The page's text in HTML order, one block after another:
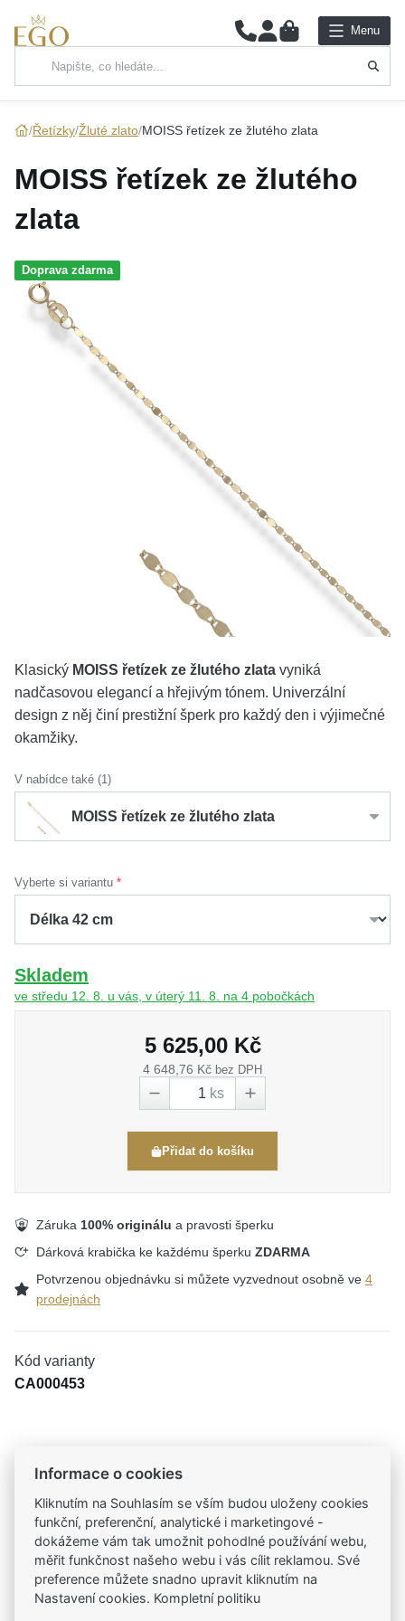
0 Menu
Hlavní kategorie
PRSTENY
NÁUŠNICE
Slovensko
Řetízky Žluté zlato MOISS řetízek ze žlutého zlata
MOISS řetízek ze žlutého
zlata
Doprava zdarma
Klasický MOISS řetízek ze žlutého zlata vyniká
nadčasovou elegancí a hřejivým tónem. Univerzální
design z něj činí prestižní šperk pro každý den i výjimečné
okamžiky.
V nabídce také (1)
MOISS řetízek ze žlutého zlata
Vyberte si variantu
Skladem
ve středu 12. 8. u vás, v úterý 11. 8. na 4 pobočkách
5 625,00 Kč
4 648,76 Kč bez DPH
ks
Přidat do košíku
Záruka 100% originálu a pravosti šperku
Dárková krabička ke každému šperku ZDARMA
Potvrzenou objednávku si můžete vyzvednout osobně ve 4
prodejnách
Kód varianty
CA000453
Už od roku 2001 jsme součástí vašich příběhů
Široký výběr produktů
Na našem e-shopu máte výběr z tisíců šperků
Garance vysoké kvality
Informace o cookies
Kliknutím na Souhlasím se vším budou uloženy cookies
funkční, preferenční, analytické i marketingové -
dokážeme vám tak umožnit pohodlné používání webu,
měřit funkčnost našeho webu i vás cílit reklamou. Své
preference můžete snadno upravit kliknutím na
Nastavení cookies. Kompletní politiku